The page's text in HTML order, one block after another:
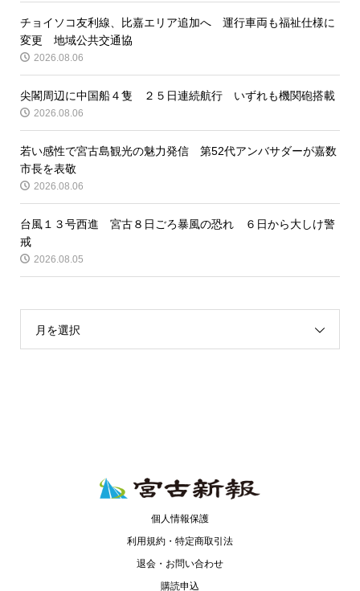
チョイソコ友利線、比嘉エリア追加へ 運行車両も福祉仕様に
変更 地域公共交通協
2026.08.06
尖閣周辺に中国船４隻 ２５日連続航行 いずれも機関砲搭載
2026.08.06
若い感性で宮古島観光の魅力発信 第52代アンバサダーが嘉数
市長を表敬
2026.08.06
台風１３号西進 宮古８日ごろ暴風の恐れ ６日から大しけ警
戒
2026.08.05
月を選択
個人情報保護
利用規約・特定商取引法
退会・お問い合わせ
購読申込